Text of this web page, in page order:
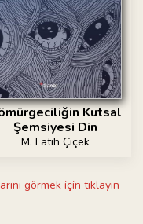
Kutsal
Şemsiyesi Din
M. Fatih Çiçek
görmek için tıklayın